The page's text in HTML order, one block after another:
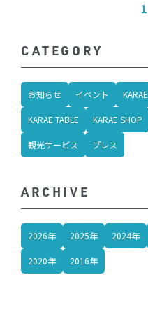
CATEGORY
お知らせ イベント KARAE
KARAE TABLE KARAE SHOP
観光サービス プレス
ARCHIVE
2026年 2025年 2024年
2020年 2016年
1